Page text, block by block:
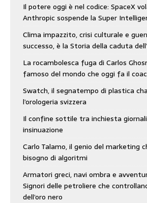
Il potere oggi è nel codice: SpaceX
Anthropic sospende la Super
Clima impazzito, crisi culturale e
successo, è la Storia della caduta
La rocambolesca fuga di Carlos
famoso del mondo che oggi fa il
Swatch, il segnatempo di plastica
l’orologeria svizzera
Il confine sottile tra inchiesta
insinuazione
Carlo Talamo, il genio del marketing
bisogno di algoritmi
Armatori greci, navi ombra e
Signori delle petroliere che
dell’oro nero